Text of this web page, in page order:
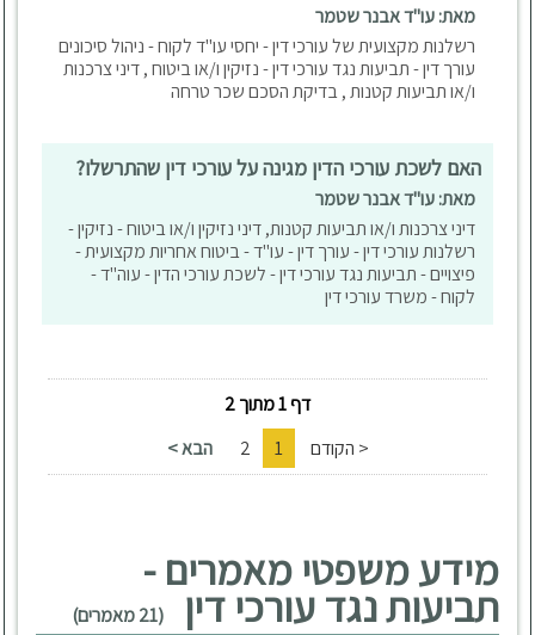
מאת: עו"ד אבנר שטמר
רשלנות מקצועית של עורכי דין - יחסי עו"ד לקוח - ניהול סיכונים
עורך דין - תביעות נגד עורכי דין - נזיקין ו/או ביטוח , דיני צרכנות
ו/או תביעות קטנות , בדיקת הסכם שכר טרחה
האם לשכת עורכי הדין מגינה על עורכי דין שהתרשלו?
מאת: עו"ד אבנר שטמר
דיני צרכנות ו/או תביעות קטנות, דיני נזיקין ו/או ביטוח - נזיקין -
רשלנות עורכי דין - עורך דין - עו"ד - ביטוח אחריות מקצועית -
פיצויים - תביעות נגד עורכי דין - לשכת עורכי הדין - עוה"ד -
לקוח - משרד עורכי דין
דף 1 מתוך 2
< הקודם
1
2 הבא >
מידע משפטי מאמרים -
תביעות נגד עורכי דין (21 מאמרים)